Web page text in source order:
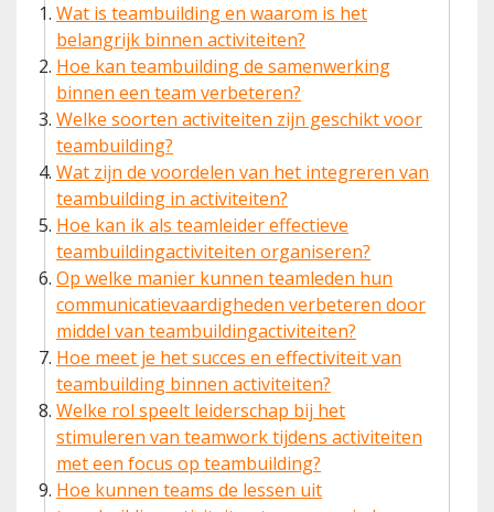
Wat is teambuilding en waarom is het
belangrijk binnen activiteiten?
Hoe kan teambuilding de samenwerking
binnen een team verbeteren?
Welke soorten activiteiten zijn geschikt voor
teambuilding?
Wat zijn de voordelen van het integreren van
teambuilding in activiteiten?
Hoe kan ik als teamleider effectieve
teambuildingactiviteiten organiseren?
Op welke manier kunnen teamleden hun
communicatievaardigheden verbeteren door
middel van teambuildingactiviteiten?
Hoe meet je het succes en effectiviteit van
teambuilding binnen activiteiten?
Welke rol speelt leiderschap bij het
stimuleren van teamwork tijdens activiteiten
met een focus op teambuilding?
Hoe kunnen teams de lessen uit